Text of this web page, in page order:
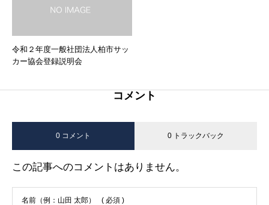
令和２年度一般社団法人柏市サッ
カー協会登録説明会
コメント
0 コメント 0 トラックバック
この記事へのコメントはありません。
名前（例：山田 太郎） ( 必須 )